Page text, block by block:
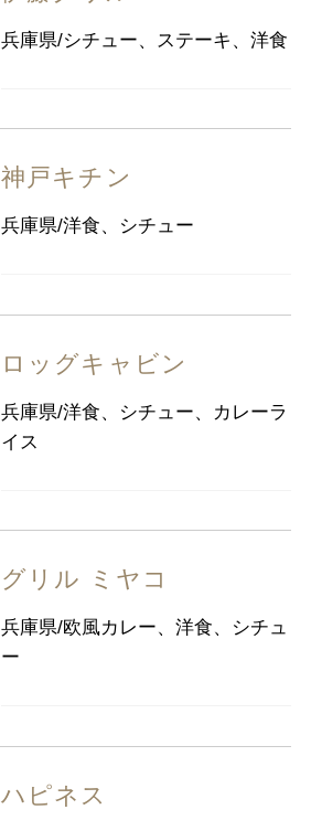
兵庫県/シチュー、ステーキ、洋食
神戸キチン
兵庫県/洋食、シチュー
ロッグキャビン
兵庫県/洋食、シチュー、カレーラ
イス
グリル ミヤコ
兵庫県/欧風カレー、洋食、シチュ
ー
ハピネス